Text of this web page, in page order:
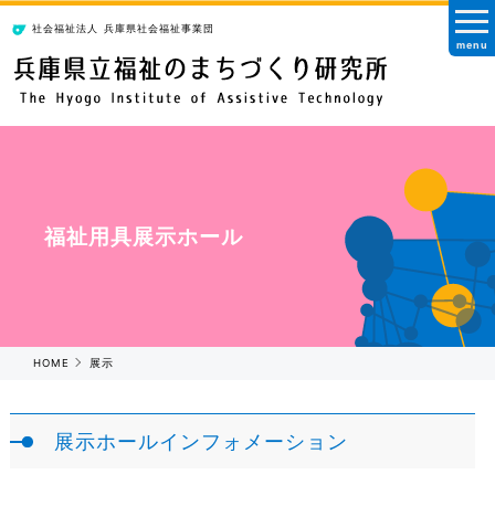
社会福祉法人
兵庫県社会福祉事業団
menu
福祉用具展示ホール
HOME 展示
展示ホールインフォメーション